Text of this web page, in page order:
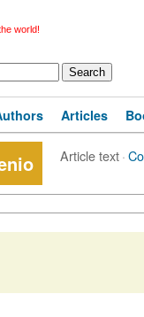
world!
Articles
Article text·